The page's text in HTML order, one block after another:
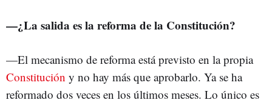
—¿La salida es la reforma de la Constitución?
—El mecanismo de reforma está previsto en la propia
Constitución y no hay más que aprobarlo. Ya se ha
reformado dos veces en los últimos meses. Lo único es